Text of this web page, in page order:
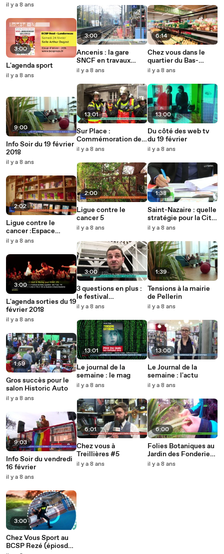
il y a 8 ans
3:00
L'agenda sport
il y a 8 ans
9:00
Info Soir du 19 février
2018
il y a 8 ans
2:02
Ligue contre le
cancer :Espace
Ligue, pour améliorer
pendant et après un
cancer
il y a 8 ans
3:00
L'agenda sorties du 19
février 2018
il y a 8 ans
1:59
Gros succès pour le
salon Historic Auto
il y a 8 ans
9:03
Info Soir du vendredi
16 février
il y a 8 ans
3:00
Chez Vous Sport au
BCSP Rezé (épiosde
3:00
Ancenis : la gare
SNCF en travaux
pendant 3 ans
il y a 8 ans
13:01
Sur Place :
Commémoration de
l'incendie place du
il y a 8 ans
2:00
Ligue contre le
cancer 5
il y a 8 ans
3:00
3 questions en plus :
le festival
HipOpsession
il y a 8 ans
13:01
Le journal de la
semaine : le mag
il y a 8 ans
6:01
Chez vous à
Treillières #5
il y a 8 ans
6:14
Chez vous dans le
quartier du Bas-
Chantenay #1
il y a 8 ans
13:00
Du côté des web tv
du 19 février
il y a 8 ans
1:38
Saint-Nazaire : quelle
stratégie pour la Cité
sanitaire ?
il y a 8 ans
1:39
Tensions à la mairie
de Pellerin
il y a 8 ans
13:00
Le Journal de la
semaine : l'actu
il y a 8 ans
6:00
Folies Botaniques au
Jardin des Fonderies
#3
il y a 8 ans